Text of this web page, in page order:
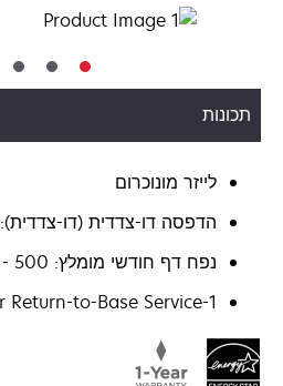
תכונות
לייזר מונוכרום
הדפסה דו-צדדית (דו-
נפח דף חודשי מומלץ: 500 - 2500 עמודים
1-Year Return-to-Base Service